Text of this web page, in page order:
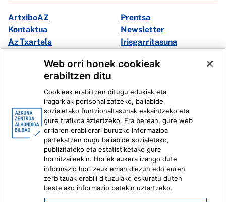
ArtxiboAZ
Prentsa
Kontaktua
Newsletter
Az Txartela
Irisgarritasuna
Instagram
Youtube
Linkedin
Ivoox
Lege informazioa Barneko Informazio Sistema
Web orri honek cookieak
erabiltzen ditu
Cookieak erabiltzen ditugu edukiak eta
iragarkiak pertsonalizatzeko, baliabide
sozialetako funtzionaltasunak eskaintzeko eta
gure trafikoa aztertzeko. Era berean, gure web
orriaren erabilerari buruzko informazioa
partekatzen dugu baliabide sozialetako,
publizitateko eta estatistiketako gure
hornitzaileekin. Horiek aukera izango dute
informazio hori zeuk eman diezun edo euren
zerbitzuak erabili dituzulako eskuratu duten
bestelako informazio batekin uztartzeko.